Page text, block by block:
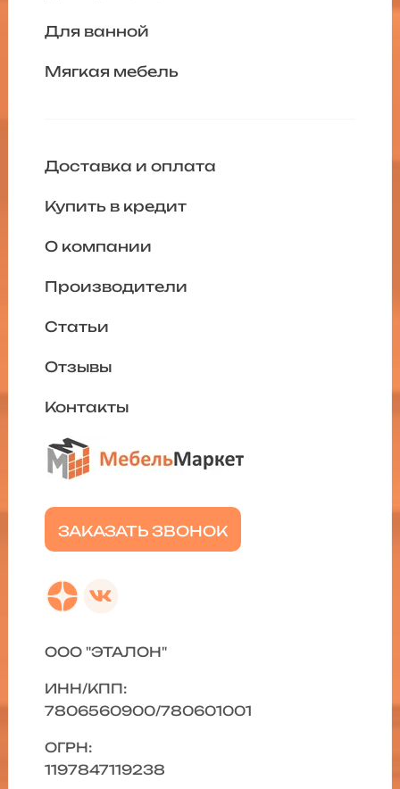
Для ванной
Мягкая мебель
ЗАКАЗАТЬ ЗВОНОК
Доставка и оплата
Купить в кредит
О компании
Производители
Статьи
Отзывы
Контакты
ООО "ЭТАЛОН"
ИНН/КПП:
7806560900/780601001
ОГРН:
1197847119238